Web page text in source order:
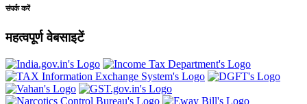
संपर्क करें
महत्वपूर्ण वेबसाइटें